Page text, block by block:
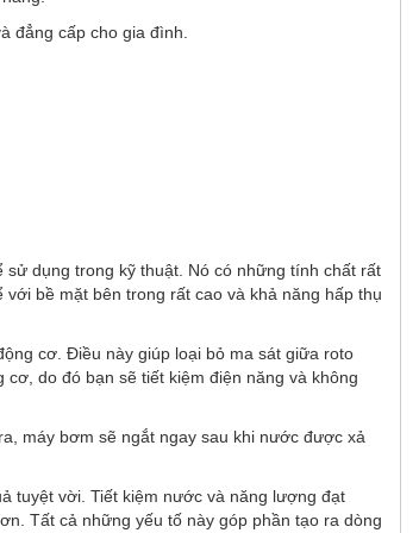
đẳng cấp cho gia đình.
dụng trong kỹ thuật. Nó có những tính chất rất
bề mặt bên trong rất cao và khả năng hấp thụ
cơ. Điều này giúp loại bỏ ma sát giữa roto
do đó bạn sẽ tiết kiệm điện năng và không
máy bơm sẽ ngắt ngay sau khi nước được xả
tuyệt vời. Tiết kiệm nước và năng lượng đạt
Tất cả những yếu tố này góp phần tạo ra dòng